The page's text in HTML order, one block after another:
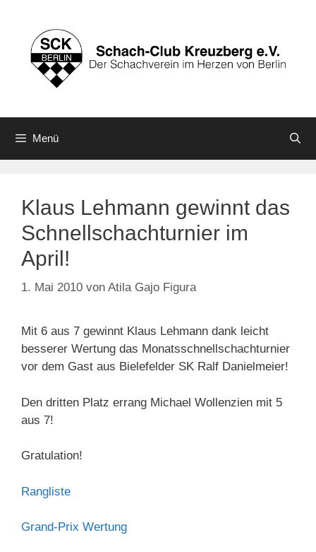
springen
Menü
Klaus Lehmann gewinnt das
Schnellschachturnier im
April!
1. Mai 2010 von Atila Gajo Figura
Mit 6 aus 7 gewinnt Klaus Lehmann dank leicht
besserer Wertung das Monatsschnellschachturnier
vor dem Gast aus Bielefelder SK Ralf Danielmeier!
Den dritten Platz errang Michael Wollenzien mit 5
aus 7!
Gratulation!
Rangliste
Grand-Prix Wertung